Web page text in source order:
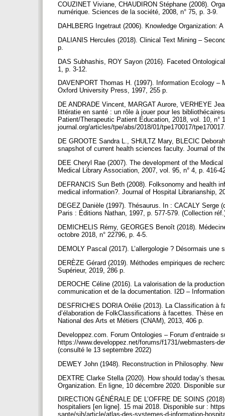
COUZINET Viviane, CHAUDIRON Stéphane (2008).
numérique. Sciences de la société, 2008, n° 75, p. 3-9.
DAHLBERG Ingetraut (2006). Knowledge Organization:
DALIANIS Hercules (2018). Clinical Text Mining –
p.
DAS Subhashis, ROY Sayon (2016). Faceted
1, p. 3-12.
DAVENPORT Thomas H. (1997). Information Ecology
Oxford University Press, 1997, 255 p.
DE ANDRADE Vincent, MARGAT Aurore, VERHEYE
littératie en santé : un rôle à jouer pour les
Patient/Therapeutic Patient Education, 2018, vol. 10, n°
journal.org/articles/tpe/abs/2018/01/tpe170017/
DE GROOTE Sandra L., SHULTZ Mary, BLECIC
snapshot of current health sciences faculty. Journal of
DEE Cheryl Rae (2007). The development of the
Medical Library Association, 2007, vol. 95, n° 4, p. 416-
DEFRANCIS Sun Beth (2008). Folksonomy and health
medical information?. Journal of Hospital Librarianship,
DEGEZ Danièle (1997). Thésaurus. In : CACALY Serge
Paris : Éditions Nathan, 1997, p. 577-579. (Collection
DEMICHELIS Rémy, GEORGES Benoît (2018).
octobre 2018, n° 22796, p. 4-5.
DEMOLY Pascal (2017). L’allergologie ? Désormais
DERÈZE Gérard (2019). Méthodes empiriques de
Supérieur, 2019, 286 p.
DEROCHE Céline (2016). La valorisation de la
communication et de la documentation. I2D –
DESFRICHES DORIA Orélie (2013). La Classification
d’élaboration de FolkClassifications à facettes. Thèse
National des Arts et Métiers (CNAM), 2013, 406 p.
Developpez.com. Forum Ontologies – Forum
https://www.developpez.net/forums/f1731/webmasters-
(consulté le 13 septembre 2022)
DEWEY John (1948). Reconstruction in Philosophy.
DEXTRE Clarke Stella (2020). How should today’s
Organization. En ligne, 10 décembre 2020. Disponible
DIRECTION GÉNÉRALE DE L’OFFRE DE SOINS
hospitaliers [en ligne]. 15 mai 2018. Disponible sur :
sante/sih/article/atlas-des-systemes-d-information-